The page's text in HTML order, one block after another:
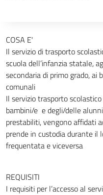
Descrizione completa
COSA E'
Il servizio di trasporto
scuola dell’infanzia statale,
secondaria di primo grado, ai
comunali
Il servizio trasporto
bambini/e e degli/delle
prestabiliti, vengono affidati
prende in custodia durante il
frequentata e viceversa
REQUISITI
I requisiti per l’accesso al